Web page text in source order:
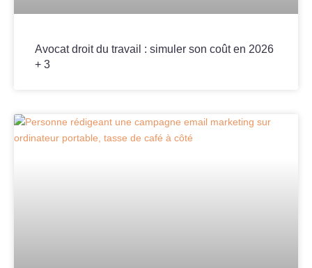
Avocat droit du travail : simuler son coût en 2026
+ 3